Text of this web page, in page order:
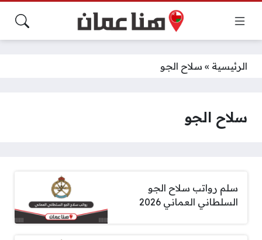
الرئيسية » سلاح الجو
سلاح الجو
سلم رواتب سلاح الجو
السلطاني العماني 2026